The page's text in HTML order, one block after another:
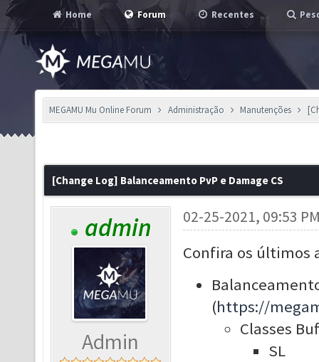
Home Forum Recentes
MEGAMU Mu Online Forum Administração Manutenções
[Change Log] Balanceamento PvP e Damage CS
admin
Admin
02-25-2021, 09:53
Confira os últimos
(https://
Classes
SL